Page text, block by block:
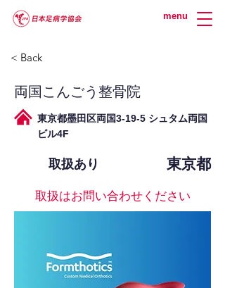
menu
< Back
両国こんごう整骨院
東京都墨田区両国3-19-5 シュタム両国
ビル4F
取扱あり 東京都
取扱はお問い合わせください